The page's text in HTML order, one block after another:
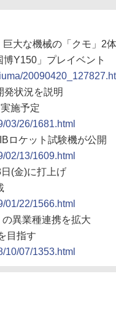
大な機械の「クモ」2
Y150」プレイベント
発状況を説明
施予定
03/26/1681.html
ロケット試験機が公開
02/13/1609.html
(金)に打上げ
01/22/1566.html
異業種連携を拡大
目指す
10/07/1353.html